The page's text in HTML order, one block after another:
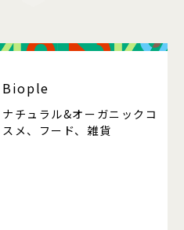
Biople
ナチュラル&オーガニックコ
スメ、フード、雑貨